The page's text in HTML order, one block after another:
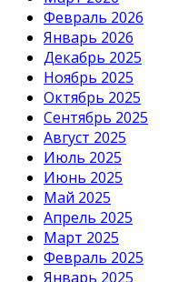
Февраль 2026
Январь 2026
Декабрь 2025
Ноябрь 2025
Октябрь 2025
Сентябрь 2025
Август 2025
Июль 2025
Июнь 2025
Май 2025
Апрель 2025
Март 2025
Февраль 2025
Январь 2025